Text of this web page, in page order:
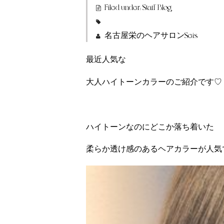
Filed under: Staff Blog
名古屋栄のヘアサロンSeis
最近人気な
大人ハイトーンカラーのご紹介です♡
ハイトーンなのにどこか落ち着いた
柔らか透け感のあるヘアカラーが人気